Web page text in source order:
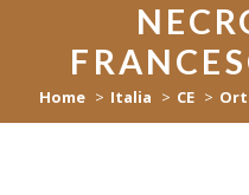
Home Italia CE